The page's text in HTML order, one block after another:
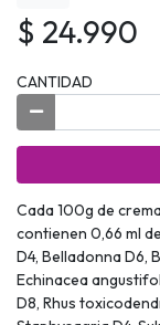
$ 24.990
CANTIDAD
Cada 100g de
contienen 0,66 ml
D4, Belladonna D6,
Echinacea
D8, Rhus